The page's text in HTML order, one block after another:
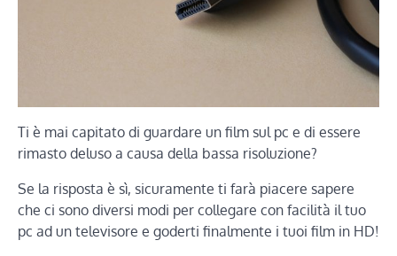
Ti è mai capitato di guardare un film sul pc e di essere
rimasto deluso a causa della bassa risoluzione?
Se la risposta è sì, sicuramente ti farà piacere sapere
che ci sono diversi modi per collegare con facilità il tuo
pc ad un televisore e goderti finalmente i tuoi film in HD!